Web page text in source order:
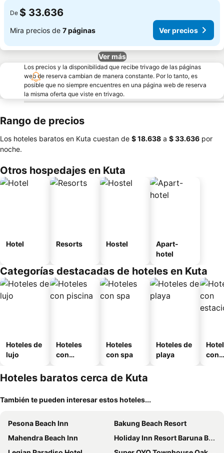
De $ 33.636
Mira precios de 7 páginas Ver precios
Ver más
Los precios y la disponibilidad que recibe trivago de las páginas
web de reserva cambian de manera constante. Por lo tanto, es
posible que no siempre encuentres en una página web de reserva
la misma oferta que viste en trivago.
Rango de precios
Los hoteles baratos en Kuta cuestan de ‎$ 18.638 a ‎$ 33.636 por
noche.
Otros hospedajes en Kuta
Hotel Resorts Hostel
Apart-
hotel
Categorías destacadas de hoteles en Kuta
Hoteles de
lujo
Hoteles
con
Hoteles
con spa
Hoteles de
playa
con
Hoteles baratos cerca de Kuta
También te pueden interesar estos hoteles...
Pesona Beach Inn
Bakung Beach Resort
Mahendra Beach Inn
Holiday Inn Resort Baruna Bali By Ihg